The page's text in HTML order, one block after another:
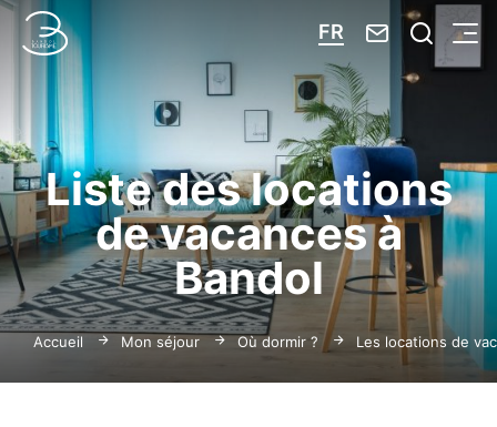
FR Nous Je
Menu
Liste des locations
de vacances à
Bandol
Accueil Mon séjour Où dormir ? Les locations de